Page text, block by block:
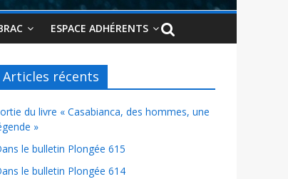
ESPACE ADHÉRENTS
Articles récents
du livre « Casabianca, des hommes, une
»
le bulletin Plongée 615
le bulletin Plongée 614